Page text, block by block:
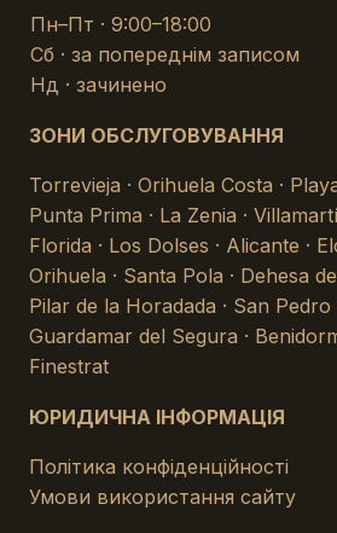
Пн–Пт · 9:00–18:00
Сб · за попереднім записом
Нд · зачинено
ЗОНИ ОБСЛУГОВУВАННЯ
Torrevieja · Orihuela Costa ·
Punta Prima · La Zenia ·
Florida · Los Dolses · Alicante ·
Orihuela · Santa Pola · Dehesa
Pilar de la Horadada · San Pedro
Guardamar del Segura ·
Finestrat
ЮРИДИЧНА ІНФОРМАЦІЯ
Політика конфіденційності
Умови використання сайту